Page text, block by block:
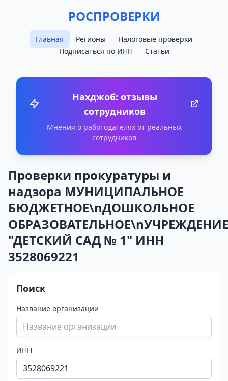
РОСПРОВЕРКИ
Главная Регионы
Налоговые проверки
Подписаться по ИНН
Статьи
Нахджоб: отзывы
сотрудников
Мнения о работодателях от реальных
сотрудников
Проверки прокуратуры и
надзора МУНИЦИПАЛЬНОЕ
БЮДЖЕТНОЕ\nДОШКОЛЬНОЕ
ОБРАЗОВАТЕЛЬНОЕ\nУЧРЕЖДЕНИЕ
"ДЕТСКИЙ САД № 1" ИНН
3528069221
Поиск
Название организации
ИНН